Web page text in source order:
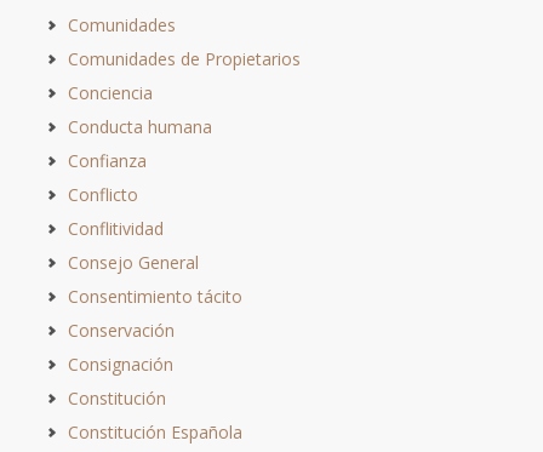
Comunidades
Comunidades de Propietarios
Conciencia
Conducta humana
Confianza
Conflicto
Conflitividad
Consejo General
Consentimiento tácito
Conservación
Consignación
Constitución
Constitución Española